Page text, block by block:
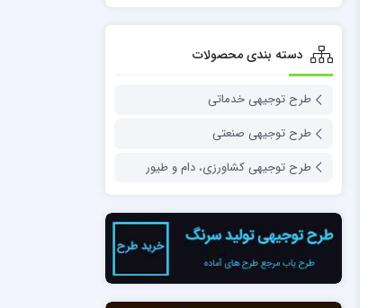
دسته بندی محصولات
طرح توجیهی خدماتی
طرح توجیهی صنعتی
طرح توجیهی کشاورزی، دام و طیور